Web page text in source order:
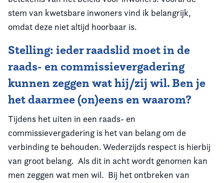
stem van kwetsbare inwoners vind ik belangrijk,
omdat deze niet altijd hoorbaar is.
Stelling: ieder raadslid moet in de
raads- en commissievergadering
kunnen zeggen wat hij/zij wil. Ben je
het daarmee (on)eens en waarom?
Tijdens het uiten in een raads- en
commissievergadering is het van belang om de
verbinding te behouden. Wederzijds respect is hierbij
van groot belang. Als dit in acht wordt genomen kan
men zeggen wat men wil. Bij het ontbreken van